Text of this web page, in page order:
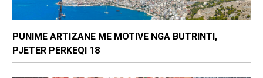
PUNIME ARTIZANE ME MOTIVE NGA BUTRINTI,
PJETER PERKEQI 18